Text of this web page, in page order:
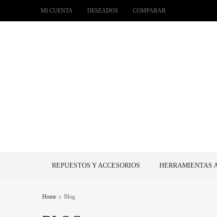
MI CUENTA DESEADOS COMPARAR
REPUESTOS Y ACCESORIOS HERRAMIENTAS
Home Blog